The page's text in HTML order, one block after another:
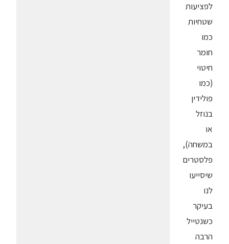
לפציעות
שטחיות
כמו
חומר
חיטוי
(כמו
פולידין
בנוזל
או
במשחה),
פלסטרים
שיסייעו
לנו
בעיקר
כשנטייל
הרבה